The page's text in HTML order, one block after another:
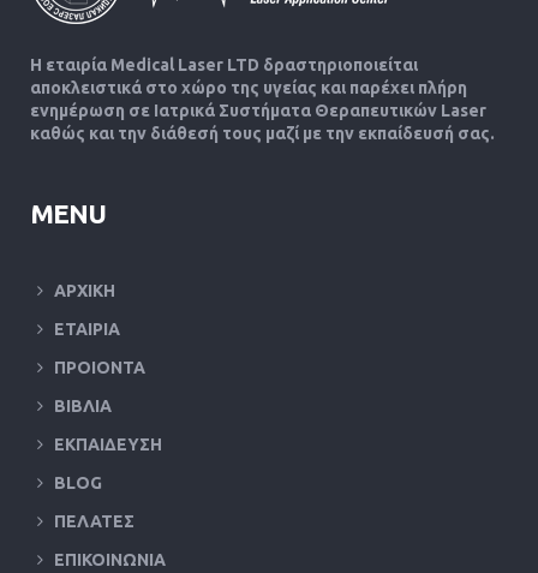
Η εταιρία Medical Laser LTD δραστηριοποιείται
αποκλειστικά στο χώρο της υγείας και παρέχει πλήρη
ενημέρωση σε Ιατρικά Συστήματα Θεραπευτικών Laser
καθώς και την διάθεσή τους μαζί με την εκπαίδευσή σας.
MENU
ΑΡΧΙΚΗ
ΕΤΑΙΡΙΑ
ΠΡΟΙΟΝΤΑ
ΒΙΒΛΙΑ
ΕΚΠΑΙΔΕΥΣΗ
BLOG
ΠΕΛΑΤΕΣ
ΕΠΙΚΟΙΝΩΝΙΑ